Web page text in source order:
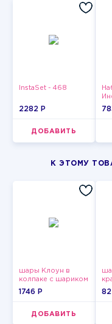
InstaSet - 468
2282 P
ДОБАВИТЬ
К ЭТОМУ
шары Клоун в
колпаке с шариком
1746 P
ДОБАВИТЬ
82